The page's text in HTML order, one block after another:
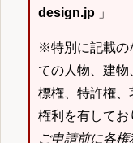
design.jp 」
※特別に記載の
ての人物、建
標権、特許権
権利を有してお
ご申請前に各